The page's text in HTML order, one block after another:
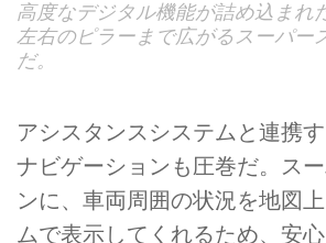
高度なデジタル機能が詰め込まれ
左右のピラーまで広がるスーパー
だ。
アシスタンスシステムと連携
ナビゲーションも圧巻だ。ス
ンに、車両周囲の状況を地図
ムで表示してくれるため、安